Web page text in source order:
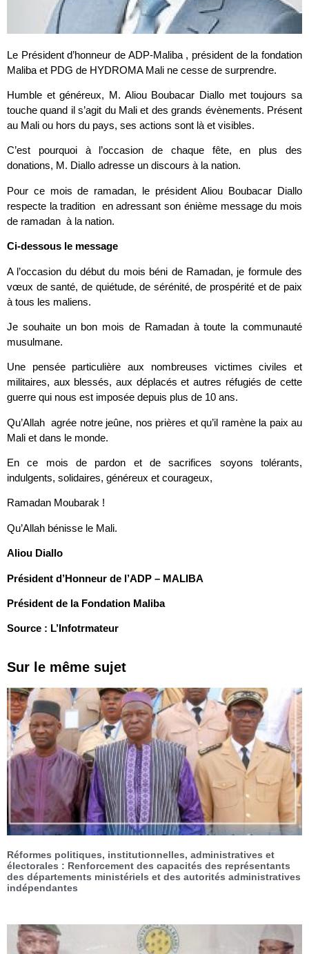
Le Président d’honneur de ADP-Maliba , président de la fondation
Maliba et PDG de HYDROMA Mali ne cesse de surprendre.
Humble et généreux, M. Aliou Boubacar Diallo met toujours sa
touche quand il s’agit du Mali et des grands évènements. Présent
au Mali ou hors du pays, ses actions sont là et visibles.
C’est pourquoi à l’occasion de chaque fête, en plus des
donations, M. Diallo adresse un discours à la nation.
Pour ce mois de ramadan, le président Aliou Boubacar Diallo
respecte la tradition en adressant son énième message du mois
de ramadan à la nation.
Ci-dessous le message
A l’occasion du début du mois béni de Ramadan, je formule des
vœux de santé, de quiétude, de sérénité, de prospérité et de paix
à tous les maliens.
Je souhaite un bon mois de Ramadan à toute la communauté
musulmane.
Une pensée particulière aux nombreuses victimes civiles et
militaires, aux blessés, aux déplacés et autres réfugiés de cette
guerre qui nous est imposée depuis plus de 10 ans.
Qu’Allah agrée notre jeûne, nos prières et qu’il ramène la paix au
Mali et dans le monde.
En ce mois de pardon et de sacrifices soyons tolérants,
indulgents, solidaires, généreux et courageux,
Ramadan Moubarak !
Qu’Allah bénisse le Mali.
Aliou Diallo
Président d’Honneur de l’ADP – MALIBA
Président de la Fondation Maliba
Source : L’Infotrmateur
Sur le même sujet
Réformes politiques, institutionnelles, administratives et
électorales : Renforcement des capacités des représentants
des départements ministériels et des autorités administratives
indépendantes